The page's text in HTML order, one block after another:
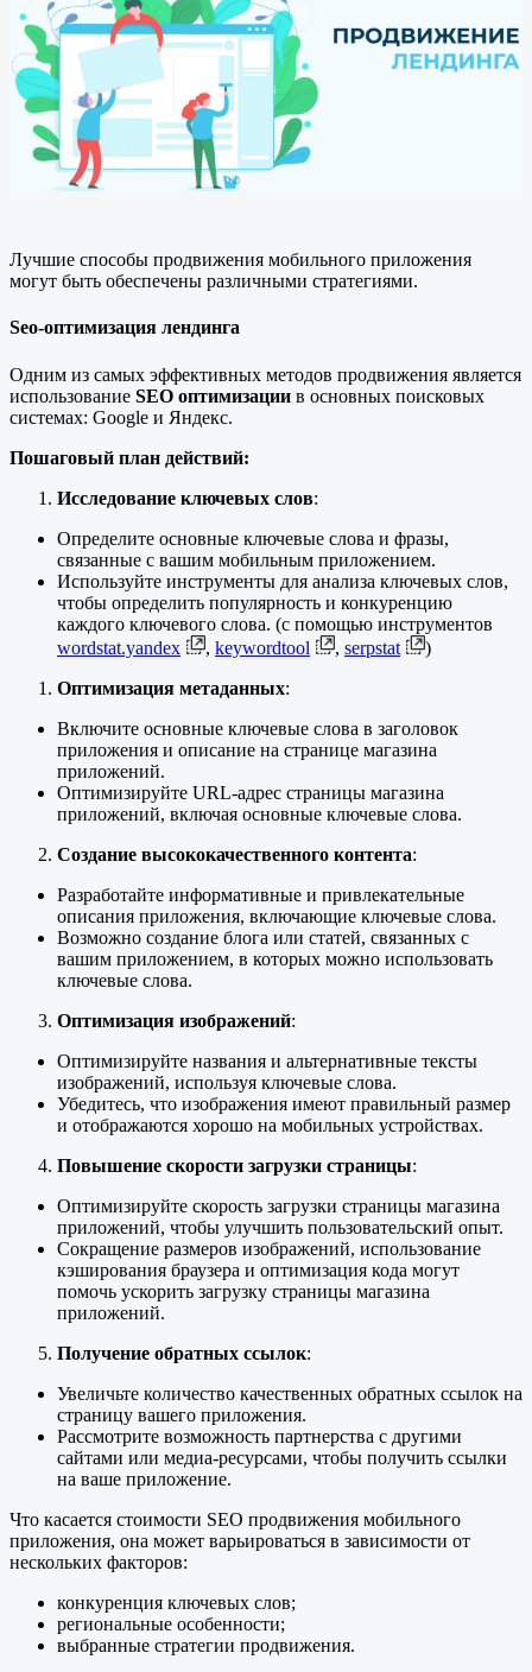
Лучшие способы продвижения мобильного приложения
могут быть обеспечены различными стратегиями.
Seo-оптимизация лендинга
Одним из самых эффективных методов продвижения является
использование SEO оптимизации в основных поисковых
системах: Google и Яндекс.
Пошаговый план действий:
Исследование ключевых слов:
Определите основные ключевые слова и фразы,
связанные с вашим мобильным приложением.
Используйте инструменты для анализа ключевых слов,
чтобы определить популярность и конкуренцию
каждого ключевого слова. (с помощью инструментов
wordstat.yandex
, keywordtool , serpstat
)
Оптимизация метаданных:
Включите основные ключевые слова в заголовок
приложения и описание на странице магазина
приложений.
Оптимизируйте URL-адрес страницы магазина
приложений, включая основные ключевые слова.
Создание высококачественного контента:
Разработайте информативные и привлекательные
описания приложения, включающие ключевые слова.
Возможно создание блога или статей, связанных с
вашим приложением, в которых можно использовать
ключевые слова.
Оптимизация изображений:
Оптимизируйте названия и альтернативные тексты
изображений, используя ключевые слова.
Убедитесь, что изображения имеют правильный размер
и отображаются хорошо на мобильных устройствах.
Повышение скорости загрузки страницы:
Оптимизируйте скорость загрузки страницы магазина
приложений, чтобы улучшить пользовательский опыт.
Сокращение размеров изображений, использование
кэширования браузера и оптимизация кода могут
помочь ускорить загрузку страницы магазина
приложений.
Получение обратных ссылок:
Увеличьте количество качественных обратных ссылок на
страницу вашего приложения.
Рассмотрите возможность партнерства с другими
сайтами или медиа-ресурсами, чтобы получить ссылки
на ваше приложение.
Что касается стоимости SEO продвижения мобильного
приложения, она может варьироваться в зависимости от
нескольких факторов:
конкуренция ключевых слов;
региональные особенности;
выбранные стратегии продвижения.